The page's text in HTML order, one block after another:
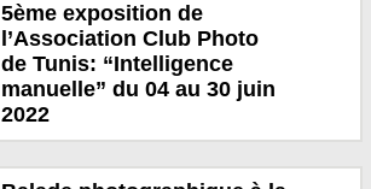
5ème exposition de
l’Association Club Photo
de Tunis: “Intelligence
manuelle” du 04 au 30 juin
2022